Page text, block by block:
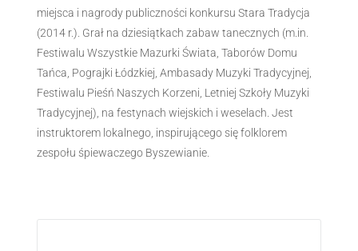
miejsca i nagrody publiczności konkursu Stara Tradycja
(2014 r.). Grał na dziesiątkach zabaw tanecznych (m.in.
Festiwalu Wszystkie Mazurki Świata, Taborów Domu
Tańca, Pograjki Łódzkiej, Ambasady Muzyki Tradycyjnej,
Festiwalu Pieśń Naszych Korzeni, Letniej Szkoły Muzyki
Tradycyjnej), na festynach wiejskich i weselach. Jest
instruktorem lokalnego, inspirującego się folklorem
zespołu śpiewaczego Byszewianie.